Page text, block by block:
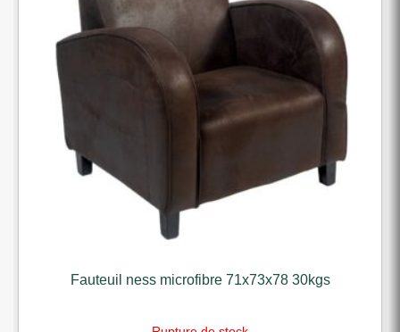
Fauteuil ness microfibre 71x73x78 30kgs